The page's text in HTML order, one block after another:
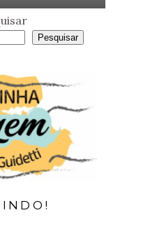
Pesquisar